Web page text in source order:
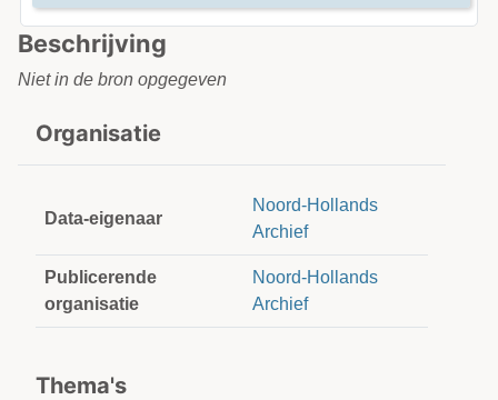
Beschrijving
Niet in de bron opgegeven
Organisatie
Data-eigenaar
Noord-Hollands
Archief
Publicerende
organisatie
Noord-Hollands
Archief
Thema's